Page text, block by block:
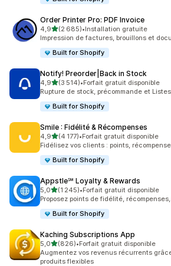
Order Printer Pro: PDF Invoice
4,9étoile(s) sur 5
(2 685)
2685 avis au total
•Installation gratuite
Impression de factures, brouillons et
Built for Shopify
Notify! Preorder|Back in Stock
4,9étoile(s) sur 5
(3 514)
3514 avis au total
•Forfait gratuit disponible
Rupture de stock, précommande et
Built for Shopify
Smile : Fidélité & Récompenses
4,9étoile(s) sur 5
(4 177)
4177 avis au total
•Forfait gratuit disponible
Fidélisez vos clients : points,
Built for Shopify
Appstle℠ Loyalty & Rewards
5,0étoile(s) sur 5
(1 245)
1245 avis au total
•Forfait gratuit disponible
Proposez points de fidélité,
Built for Shopify
Kaching Subscriptions App
5,0étoile(s) sur 5
(826)
826 avis au total
•Forfait gratuit disponible
Augmentez vos revenus récurrents
produits flexibles